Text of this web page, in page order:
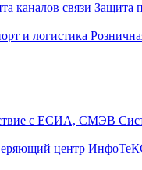
каналов связи Защита
и логистика
с ЕСИА, СМЭВ
центр